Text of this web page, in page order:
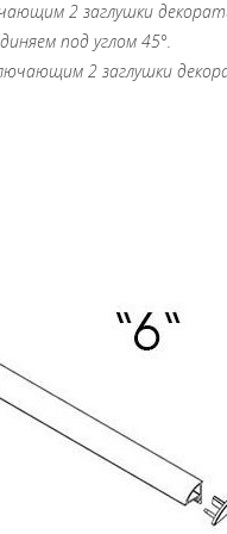
2 заглушки
под углом 45°.
2 заглушки